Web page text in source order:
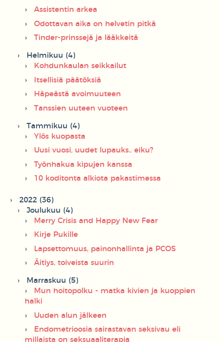
Assistentin arkea
Odottavan aika on helvetin pitkä
Tinder-prinssejä ja lääkkeitä
Helmikuu (4)
Kohdunkaulan seikkailut
Itsellisiä päätöksiä
Häpeästä avoimuuteen
Tanssien uuteen vuoteen
Tammikuu (4)
Ylös kuopasta
Uusi vuosi, uudet lupauks.. eiku?
Työnhakua kipujen kanssa
10 koditonta alkiota pakastimessa
2022 (36)
Joulukuu (4)
Merry Crisis and Happy New Fear
Kirje Pukille
Lapsettomuus, painonhallinta ja PCOS
Äitiys, toiveista suurin
Marraskuu (5)
Mun hoitopolku - matka kivien ja kuoppien
halki
Uuden alun jälkeen
Endometrioosia sairastavan seksivau eli
millaista on seksuaaliterapia